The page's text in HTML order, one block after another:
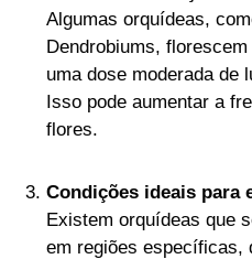
Algumas orquídeas,
Dendrobiums,
uma dose moderada de
Isso pode aumentar a
flores.
Condições ideais para
Existem orquídeas que
em regiões específicas,